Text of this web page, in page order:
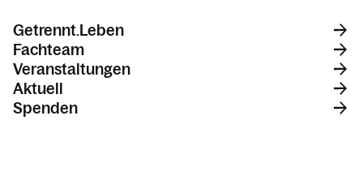
Eltern.Bleiben
Allein.Erziehend
Trennung.Scheidung
Getrennt.Leben
Fachteam
Veranstaltungen
Aktuell
Spenden